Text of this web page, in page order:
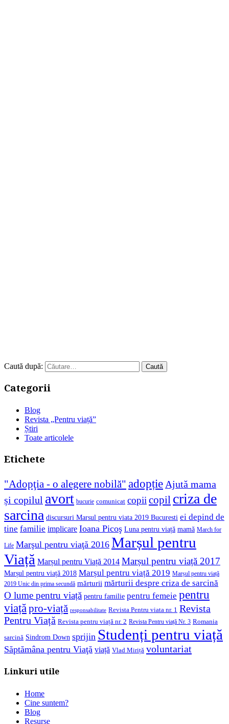
Caută după:
Categorii
Blog
Revista „Pentru viață”
Știri
Toate articolele
Etichete
"Adopţia - o alegere nobilă" adopție Ajută mama
și copilul avort bucurie comunicat copii copil criza de
sarcina discursuri Marsul pentru viata 2019 Bucuresti ei depind de
tine familie implicare Ioana Picoş Luna pentru viață mamă March for
Life Marşul pentru viaţă 2016 Marșul pentru
Viață Marșul pentru Viață 2014 Marșul pentru viață 2017
Marșul pentru viață 2018 Marșul pentru viață 2019 Marșul pentru viață
2019 Unic din prima secundă mărturii mărturii despre criza de sarcină
O lume pentru viață pentru familie pentru femeie pentru
viață pro-viață responsabilitate Revista Pentru viata nr. 1 Revista
Pentru Viață Revista pentru viață nr. 2 Revista Pentru viață Nr. 3 Romania
sarcină Sindrom Down sprijin Studenți pentru viață
Săptămâna pentru Viaţă viață Vlad Miriță voluntariat
Linkuri utile
Home
Cine suntem?
Blog
Resurse